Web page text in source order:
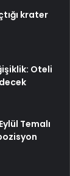
krater
Oteli
Temalı